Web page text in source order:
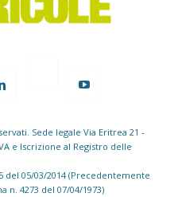
Sede legale Via Eritrea 21 -
e Iscrizione al Registro delle
del 05/03/2014 (Precedentemente
n. 4273 del 07/04/1973)